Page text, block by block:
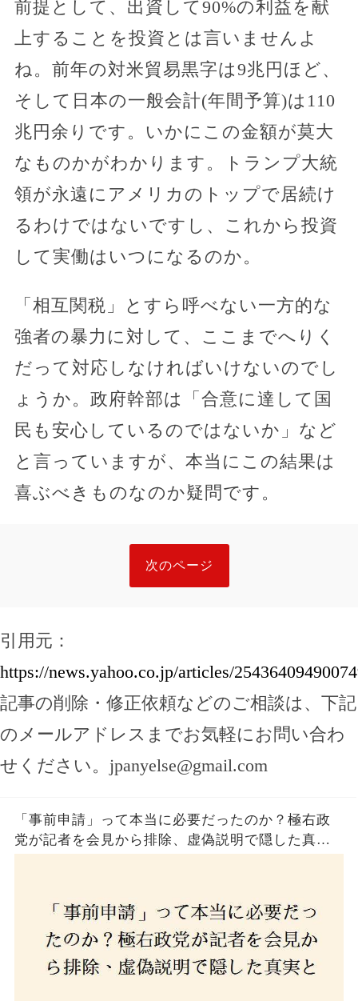
前提として、出資して90%の利益を献
上することを投資とは言いませんよ
ね。前年の対米貿易黒字は9兆円ほど、
そして日本の一般会計(年間予算)は110
兆円余りです。いかにこの金額が莫大
なものかがわかります。トランプ大統
領が永遠にアメリカのトップで居続け
るわけではないですし、これから投資
して実働はいつになるのか。
「相互関税」とすら呼べない一方的な
強者の暴力に対して、ここまでへりく
だって対応しなければいけないのでし
ょうか。政府幹部は「合意に達して国
民も安心しているのではないか」など
と言っていますが、本当にこの結果は
喜ぶべきものなのか疑問です。
次のページ
引用元：
https://news.yahoo.co.jp/articles/
記事の削除・修正依頼などのご相談は、下記
のメールアドレスまでお気軽にお問い合わ
せください。 jpanyelse@gmail.com
「事前申請」って本当に必要だったのか？極右政
党が記者を会見から排除、虚偽説明で隠した真実